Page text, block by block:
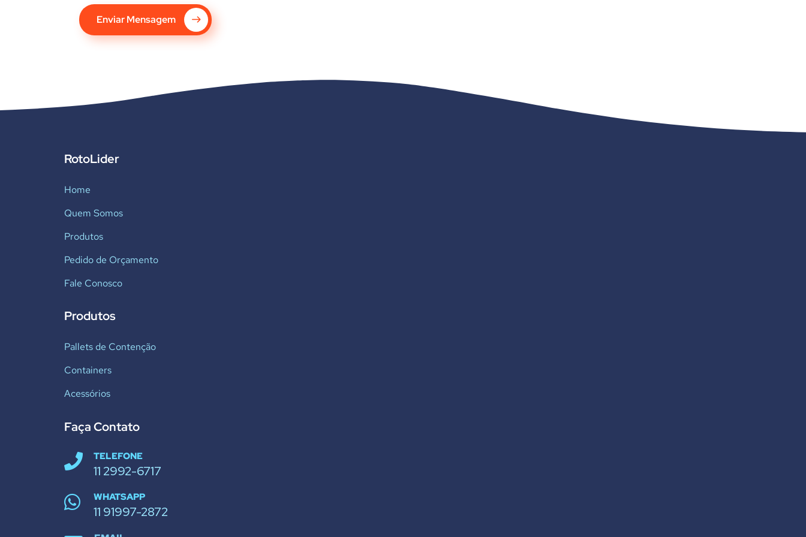
Enviar Mensagem
RotoLider
Home
Quem Somos
Produtos
Pedido de Orçamento
Fale Conosco
Produtos
Pallets de Contenção
Containers
Acessórios
Faça Contato
TELEFONE
11 2992-6717
WHATSAPP
11 91997-2872